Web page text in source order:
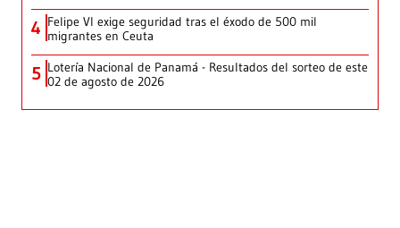
4 Felipe VI exige seguridad tras el éxodo de 500 mil
migrantes en Ceuta
5 Lotería Nacional de Panamá - Resultados del sorteo de este
02 de agosto de 2026